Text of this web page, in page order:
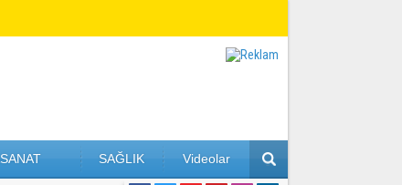
SAĞLIK Videolar